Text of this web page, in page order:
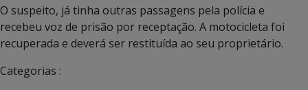
O suspeito, já tinha outras passagens pela polícia e
recebeu voz de prisão por receptação. A motocicleta foi
recuperada e deverá ser restituída ao seu proprietário.
Categorias :